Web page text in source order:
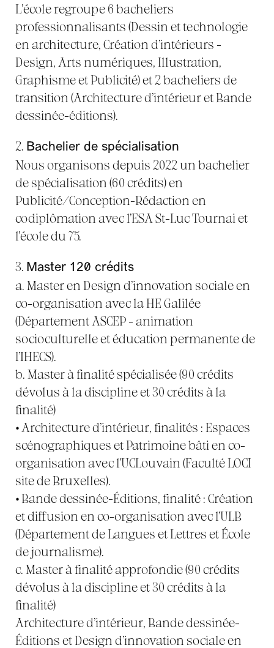
L’école regroupe 6 bacheliers
professionnalisants (Dessin et technologie
en architecture, Création d’intérieurs -
Design, Arts numériques, Illustration,
Graphisme et Publicité) et 2 bacheliers de
transition (Architecture d’intérieur et Bande
dessinée-éditions).
2. Bachelier de spécialisation
Nous organisons depuis 2022 un bachelier
de spécialisation (60 crédits) en
Publicité/Conception-Rédaction en
codiplômation avec l’ESA St-Luc Tournai et
l’école du 75.
3. Master 120 crédits
a. Master en Design d’innovation sociale en
co-organisation avec la HE Galilée
(Département ASCEP - animation
socioculturelle et éducation permanente de
l’IHECS).
b. Master à finalité spécialisée (90 crédits
dévolus à la discipline et 30 crédits à la
finalité)
• Architecture d’intérieur, finalités : Espaces
scénographiques et Patrimoine bâti en co-
organisation avec l’UCLouvain (Faculté LOCI
site de Bruxelles).
•Bande dessinée-Éditions, finalité : Création
et diffusion en co-organisation avec l’ULB
(Département de Langues et Lettres et École
de journalisme).
c. Master à finalité approfondie (90 crédits
dévolus à la discipline et 30 crédits à la
finalité)
Architecture d’intérieur, Bande dessinée-
Éditions et Design d’innovation sociale en